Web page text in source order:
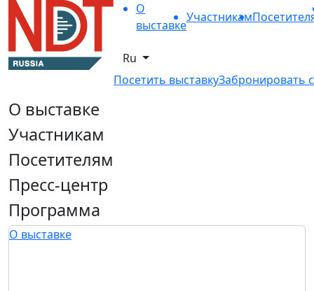
О
выставке
Участникам
Ru
Посетить выставкуЗабронировать
О выставке
Участникам
Посетителям
Пресс-центр
Программа
О выставке